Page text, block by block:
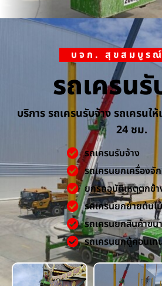
บจก. สุขสมบูรณ์
รถเครนรั
บริการ รถเครนรับจ้าง รถเครนให้
24 ชม.
รถเครนรับจ้าง
รถเครนยกเครื่องจั
ยกรถอุบัติเหตุตกข้า
รถเครนยกย้ายต้นไม้
รถเครนยกสินค้าข
รถเครนยกตู้คอนเท